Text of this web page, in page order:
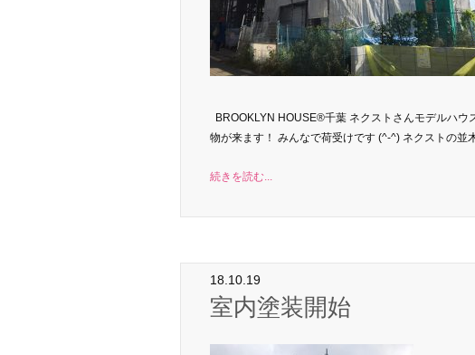
BROOKLYN HOUSE®千葉 ネクストさんモデルハ
物が来ます！ みんなで荷受けです (^-^) ネクストの並
続きを読む...
18.10.19
室内塗装開始